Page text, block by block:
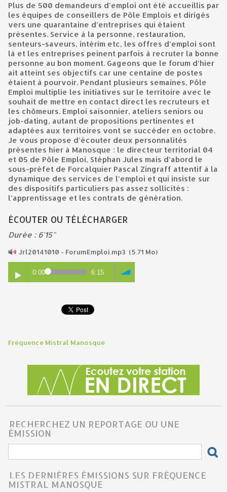
Plus de 500 demandeurs d’emploi ont été accueillis par
les équipes de conseillers de Pôle Emplois et dirigés
vers une quarantaine d’entreprises qui étaient
présentes. Service à la personne, restauration,
senteurs-saveurs, intérim etc, les offres d’emploi sont
là et les entreprises peinent parfois à recruter la bonne
personne au bon moment. Gageons que le forum d’hier
ait atteint ses objectifs car une centaine de postes
étaient à pourvoir. Pendant plusieurs semaines, Pôle
Emploi multiplie les initiatives sur le territoire avec le
souhait de mettre en contact direct les recruteurs et
les chômeurs. Emploi saisonnier, ateliers seniors ou
job-dating, autant de propositions pertinentes et
adaptées aux territoires vont se succéder en octobre.
Je vous propose d’écouter deux personnalités
présentes hier à Manosque : le directeur territorial 04
et 05 de Pôle Emploi, Stéphan Jules mais d’abord le
sous-préfet de Forcalquier Pascal Zingraff attentif à la
dynamique des services de l’emploi et qui insiste sur
des dispositifs particuliers pas assez sollicités :
l’apprentissage et les contrats de génération.
ÉCOUTER OU TÉLÉCHARGER
Durée : 6'15"
Jrl20141010 - ForumEmploi.mp3 (5.71 Mo)
0:00 6:15
Fréquence Mistral Manosque
RECHERCHEZ UN REPORTAGE OU UNE
ÉMISSION
LES DERNIÈRES ÉMISSIONS SUR FRÉQUENCE
MISTRAL MANOSQUE